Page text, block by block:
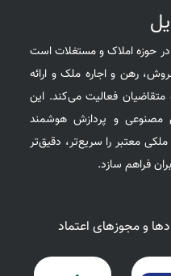
حوزه املاک و مستغلات است
رهن و اجاره ملک و ارائه
متقاضیان فعالیت می‌کند. این
مصنوعی و پردازش هوشمند
معتبر را سریع‌تر، دقیق‌تر
فراهم سازد.
و مجوزهای اعتماد